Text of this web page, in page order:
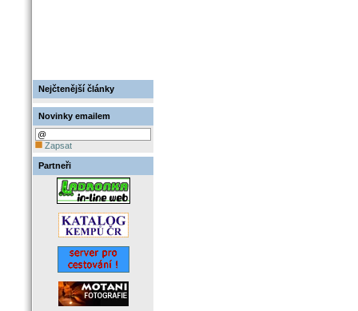
Nejčtenější články
Novinky emailem
Zapsat
Partneři